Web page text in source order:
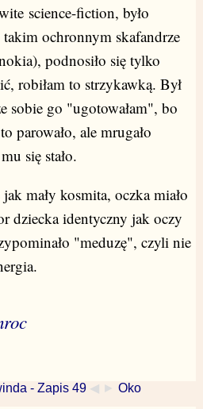
science-fiction, było
ochronnym skafandrze
podnosiło się tylko
robiłam to strzykawką. Był
sobie go "ugotowałam", bo
parowało, ale mrugało
się stało.
mały kosmita, oczka miało
dziecka identyczny jak oczy
"meduzę", czyli nie
- Zapis 49 ◀ ► Oko